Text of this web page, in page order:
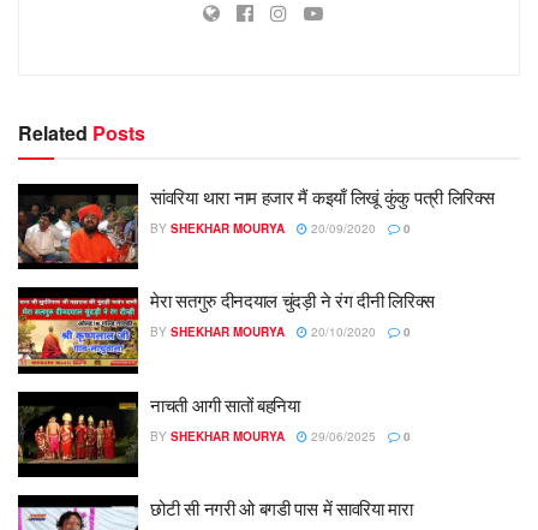
Related Posts
सांवरिया थारा नाम हजार मैं कइयाँ लिखूं कुंकु पत्री लिरिक्स
BY SHEKHAR MOURYA 20/09/2020 0
मेरा सतगुरु दीनदयाल चुंदड़ी ने रंग दीनी लिरिक्स
BY SHEKHAR MOURYA 20/10/2020 0
नाचती आगी सातों बहनिया
BY SHEKHAR MOURYA 29/06/2025 0
छोटी सी नगरी ओ बगडी पास में सावरिया मारा